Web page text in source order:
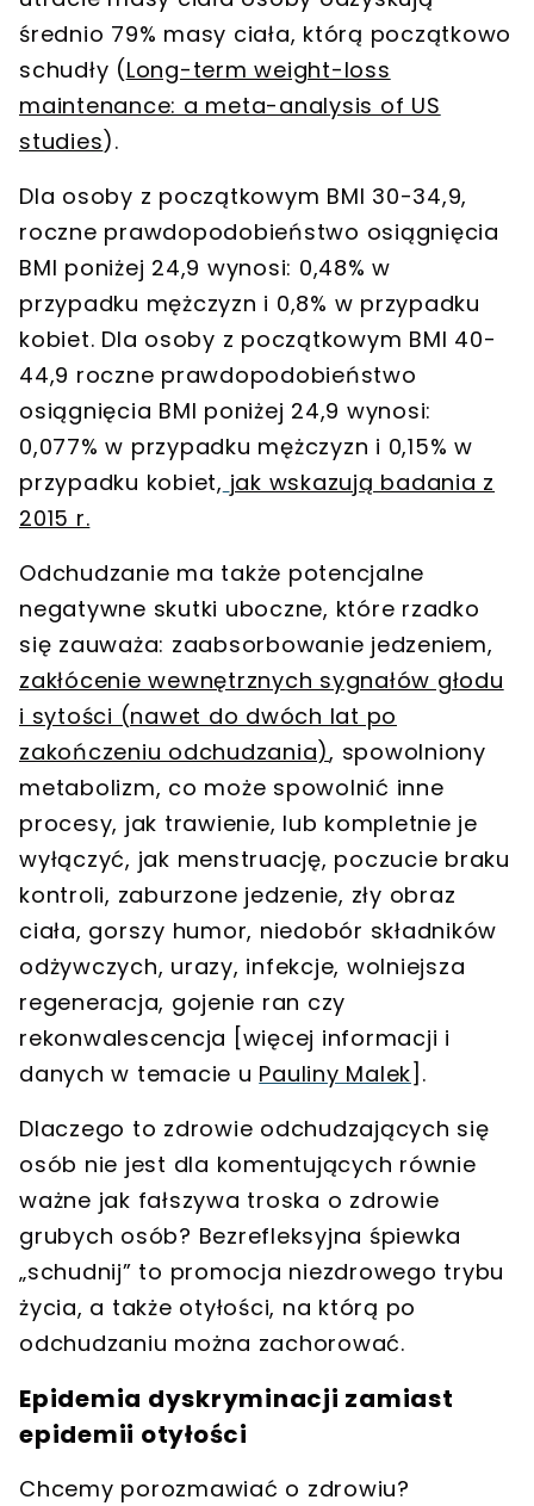
średnio 79% masy ciała, którą początkowo
schudły (Long-term weight-loss
maintenance: a meta-analysis of US
studies).
Dla osoby z początkowym BMI 30-34,9,
roczne prawdopodobieństwo osiągnięcia
BMI poniżej 24,9 wynosi: 0,48% w
przypadku mężczyzn i 0,8% w przypadku
kobiet. Dla osoby z początkowym BMI 40-
44,9 roczne prawdopodobieństwo
osiągnięcia BMI poniżej 24,9 wynosi:
0,077% w przypadku mężczyzn i 0,15% w
przypadku kobiet, jak wskazują badania z
2015 r.
Odchudzanie ma także potencjalne
negatywne skutki uboczne, które rzadko
się zauważa: zaabsorbowanie jedzeniem,
zakłócenie wewnętrznych sygnałów głodu
i sytości (nawet do dwóch lat po
zakończeniu odchudzania), spowolniony
metabolizm, co może spowolnić inne
procesy, jak trawienie, lub kompletnie je
wyłączyć, jak menstruację, poczucie braku
kontroli, zaburzone jedzenie, zły obraz
ciała, gorszy humor, niedobór składników
odżywczych, urazy, infekcje, wolniejsza
regeneracja, gojenie ran czy
rekonwalescencja [więcej informacji i
danych w temacie u Pauliny Malek].
Dlaczego to zdrowie odchudzających się
osób nie jest dla komentujących równie
ważne jak fałszywa troska o zdrowie
grubych osób? Bezrefleksyjna śpiewka
„schudnij” to promocja niezdrowego trybu
życia, a także otyłości, na którą po
odchudzaniu można zachorować.
Epidemia dyskryminacji zamiast
epidemii otyłości
Chcemy porozmawiać o zdrowiu?